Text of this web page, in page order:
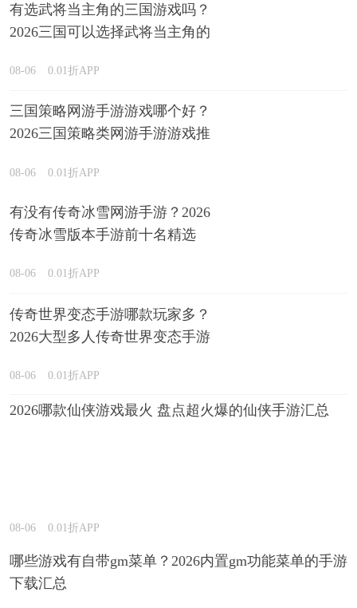
有选武将当主角的三国游戏吗？
2026三国可以选择武将当主角的
08-06 0.01折APP
三国策略网游手游游戏哪个好？
2026三国策略类网游手游游戏推
08-06 0.01折APP
有没有传奇冰雪网游手游？2026
传奇冰雪版本手游前十名精选
08-06 0.01折APP
传奇世界变态手游哪款玩家多？
2026大型多人传奇世界变态手游
08-06 0.01折APP
2026哪款仙侠游戏最火 盘点超火爆的仙侠手游汇总
08-06 0.01折APP
哪些游戏有自带gm菜单？2026内置gm功能菜单的手游
下载汇总